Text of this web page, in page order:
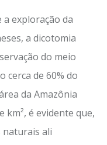
a exploração da
a dicotomia
do meio
cerca de 60% do
da Amazônia
km², é evidente que,
naturais ali